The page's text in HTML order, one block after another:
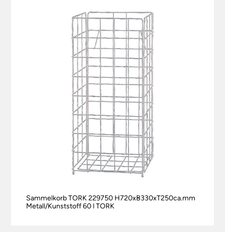
Sammelkorb TORK 229750 H720xB330xT250ca.mm
Metall/Kunststoff 60 l TORK